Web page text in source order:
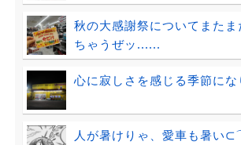
秋の大感謝祭についてまたま
ちゃうぜッ......
心に寂しさを感じる季節にな
人が暑けりゃ、愛車も暑い